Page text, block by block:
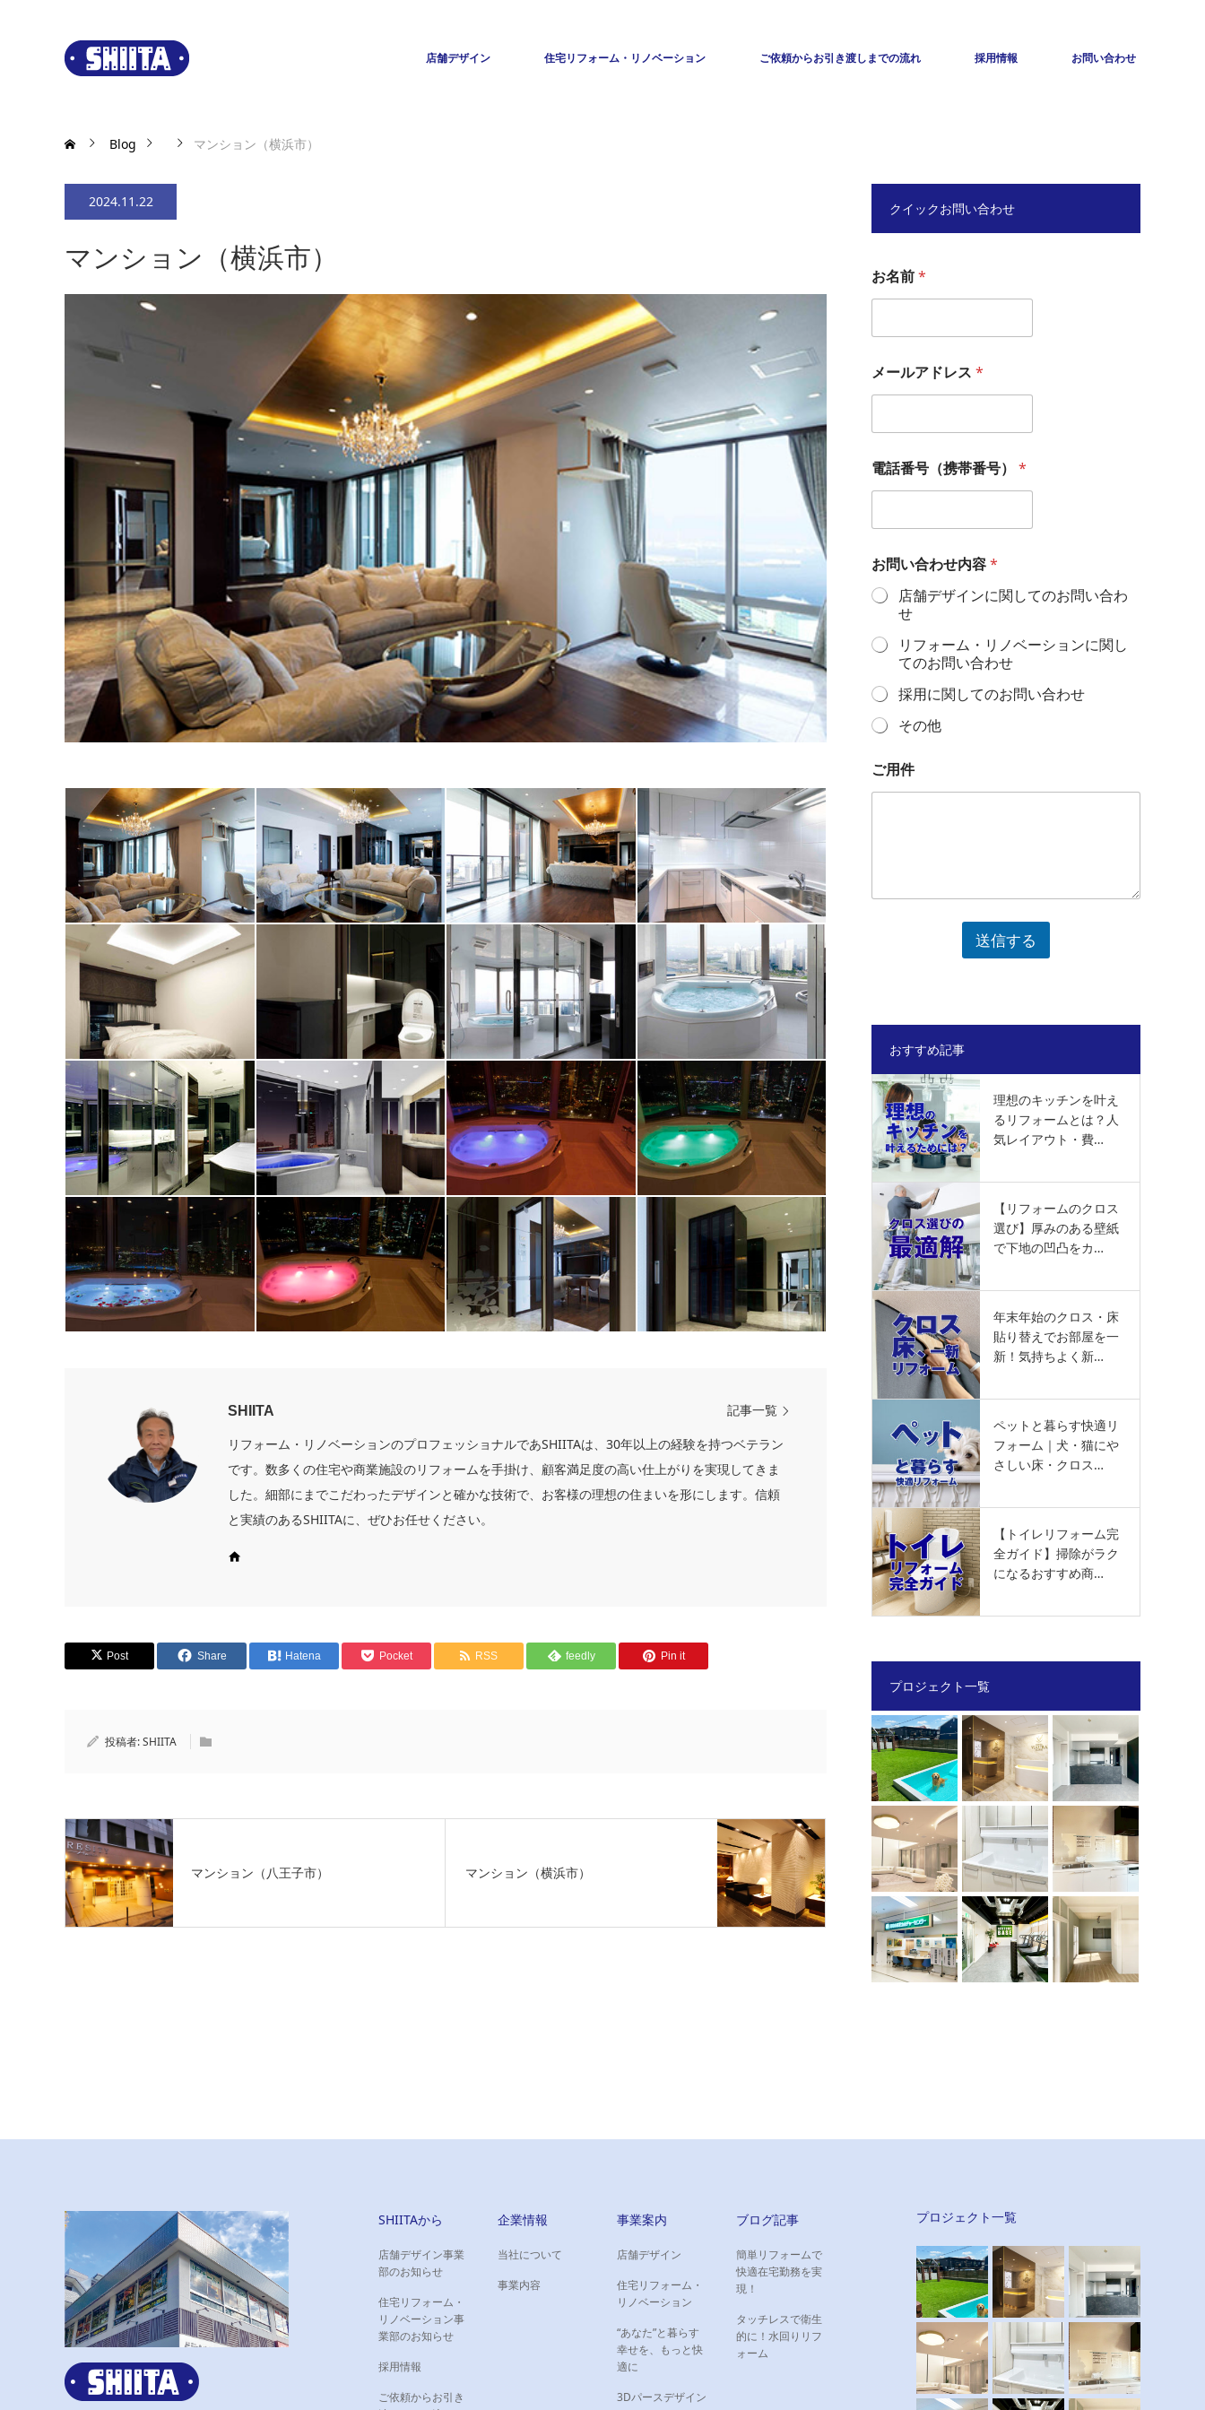
店舗デザイン 住宅リフォーム・リノベーション ご依頼からお引き渡しまでの流れ 採用情報 お問い合わせ
Blog マンション（横浜市）
2024.11.22
マンション（横浜市）
SHIITA
記事一覧
リフォーム・リノベーションのプロフェッショナルであSHIITAは、30年以上の経験を持つベテラン
です。数多くの住宅や商業施設のリフォームを手掛け、顧客満足度の高い仕上がりを実現してきま
した。細部にまでこだわったデザインと確かな技術で、お客様の理想の住まいを形にします。信頼
と実績のあるSHIITAに、ぜひお任せください。
Post Share Hatena Pocket RSS feedly Pin it
投稿者:SHIITA
マンション（八王子市） マンション（横浜市）
クイックお問い合わせ
お名前*
メールアドレス *
ー
ル
ド
ス
お
名
前
話
番
（
帯
号
）
電話番号（携帯番号） *
お問い合わせ内容*
店舗デザインに関してのお問い合わ
せ
リフォーム・リノベーションに関し
てのお問い合わせ
採用に関してのお問い合わせ
その他
ご用件
送信する
おすすめ記事
理想のキッチンを叶え
るリフォームとは？人
気レイアウト・費…
【リフォームのクロス
選び】厚みのある壁紙
で下地の凹凸をカ…
年末年始のクロス・床
貼り替えでお部屋を一
新！気持ちよく新…
ペットと暮らす快適リ
フォーム｜犬・猫にや
さしい床・クロス…
【トイレリフォーム完
全ガイド】掃除がラク
になるおすすめ商…
プロジェクト一覧
SHIITAから
店舗デザイン事業
部のお知らせ
住宅リフォーム・
リノベーション事
業部のお知らせ
採用情報
ご依頼からお引き
企業情報
当社について
事業内容
事業案内
店舗デザイン
住宅リフォーム・
リノベーション
“あなた”と暮らす
幸せを、もっと快
適に
3Dパースデザイン
ブログ記事
簡単リフォームで
快適在宅勤務を実
現！
タッチレスで衛生
的に！水回りリフ
ォーム
プロジェクト一覧